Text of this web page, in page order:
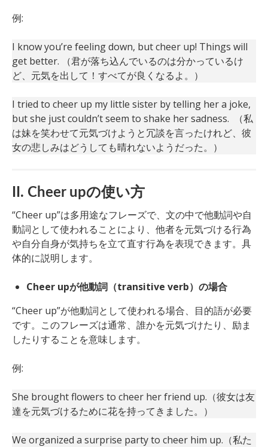
例:
I know you’re feeling down, but cheer up! Things will
get better. （君が落ち込んでいるのは分かっているけ
ど、元気を出して！すべてが良くなるよ。）
I tried to cheer up my little sister by telling her a joke,
but she just couldn’t seem to shake her sadness. （私
は妹を笑わせて元気づけようと冗談を言ったけれど、彼
女の悲しみはどうしても晴れないようだった。）
II. Cheer upの使い方
“Cheer up”は多用途なフレーズで、文の中で他動詞や自
動詞として使われることにより、他者を元気づける行為
や自分自身が気持ちを立て直す行為を表現できます。具
体的に説明します。
Cheer upが他動詞（transitive verb）の場合
“Cheer up”が他動詞として使われる場合、目的語が必要
です。このフレーズは通常、誰かを元気づけたり、励ま
したりすることを意味します。
例:
She brought flowers to cheer her friend up.（彼女は友
達を元気づけるために花を持ってきました。）
We organized a surprise party to cheer him up.（私た